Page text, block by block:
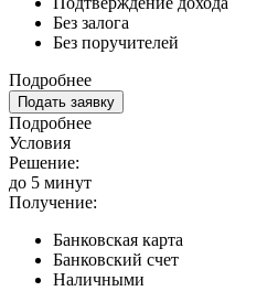
Без залога
Без поручителей
Подробнее
Подать заявку
Подробнее
Условия
Решение:
до 5 минут
Получение:
Банковская карта
Банковский счет
Наличными